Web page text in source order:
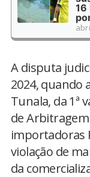
16
A disputa
2024, quando
Tunala, da 1ª
de Arbitragem
importadoras
violação de
da